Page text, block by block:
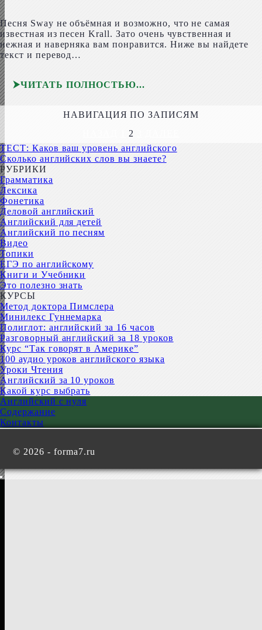
Песня Sway не объёмная и возможно, что не самая
известная из песен Krall. Зато очень чувственная и
нежная и наверняка вам понравится. Ниже вы найдете
текст и перевод…
ЧИТАТЬ ПОЛНОСТЬЮ
НАВИГАЦИЯ ПО ЗАПИСЯМ
2
ТЕСТ: Каков ваш уровень английского
Сколько английских слов вы знаете?
РУБРИКИ
Грамматика
Лексика
Фонетика
Деловой английский
Английский для детей
Английский по песням
Видео
Топики
ЕГЭ по английскому
Книги и Учебники
Это полезно знать
КУРСЫ
Метод доктора Пимслера
Минилекс Гуннемарка
Полиглот: английский за 16 часов
Разговорный английский за 18 уроков
Курс “Так говорят в Америке”
100 аудио уроков английского языка
Уроки Чтения
Английский за 10 уроков
Какой курс выбрать
Английский с нуля
Содержание
Контакты
© 2026 - forma7.ru